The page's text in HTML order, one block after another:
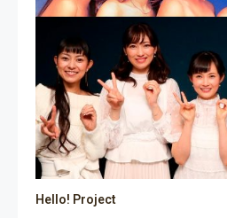
Hello! Project